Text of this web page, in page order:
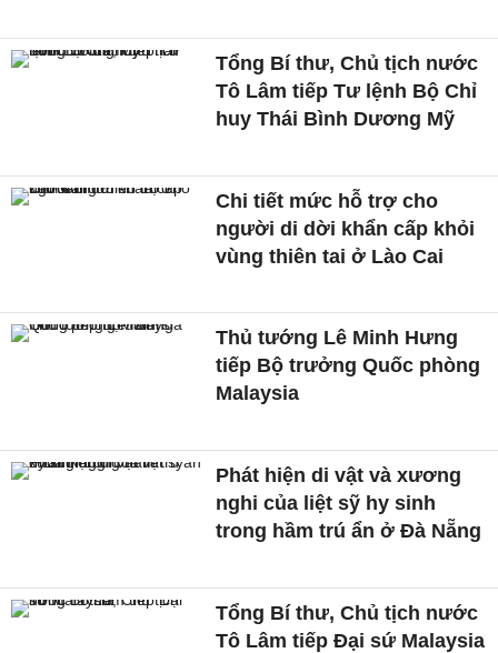
Tổng Bí thư, Chủ tịch nước
Tô Lâm tiếp Tư lệnh Bộ Chỉ
huy Thái Bình Dương Mỹ
Chi tiết mức hỗ trợ cho
người di dời khẩn cấp khỏi
vùng thiên tai ở Lào Cai
Thủ tướng Lê Minh Hưng
tiếp Bộ trưởng Quốc phòng
Malaysia
Phát hiện di vật và xương
nghi của liệt sỹ hy sinh
trong hầm trú ẩn ở Đà Nẵng
Tổng Bí thư, Chủ tịch nước
Tô Lâm tiếp Đại sứ Malaysia